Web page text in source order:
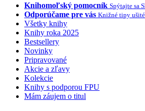
Knihomoľský pomocník Spýtajte sa
Odporúčame pre vás Knižné tipy
Všetky knihy
Knihy roka 2025
Bestsellery
Novinky
Pripravované
Akcie a zľavy
Kolekcie
Knihy s podporou FPU
Mám záujem o titul